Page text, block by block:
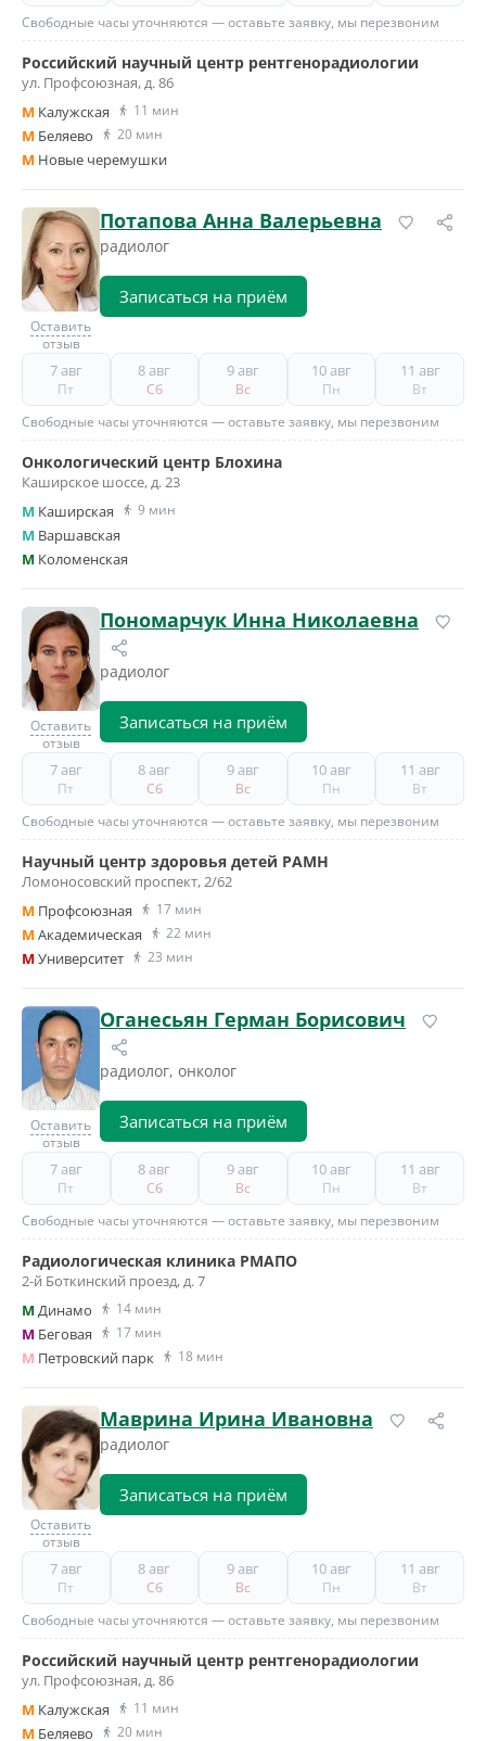
Свободные часы уточняются — оставьте заявку, мы перезвоним
Российский научный центр рентгенорадиологии
ул. Профсоюзная, д. 86
M Калужская 11 мин
M Беляево 20 мин
M Новые черемушки
Оставить
отзыв
Потапова Анна Валерьевна
радиолог
Записаться на приём
7 авг
Пт
8 авг
Сб
9 авг
Вс
10 авг
Пн
11 авг
Вт
Свободные часы уточняются — оставьте заявку, мы перезвоним
Онкологический центр Блохина
Каширское шоссе, д. 23
M Каширская 9 мин
M Варшавская
M Коломенская
Оставить
отзыв
Пономарчук Инна Николаевна
радиолог
Записаться на приём
7 авг
Пт
8 авг
Сб
9 авг
Вс
10 авг
Пн
11 авг
Вт
Свободные часы уточняются — оставьте заявку, мы перезвоним
Научный центр здоровья детей РАМН
Ломоносовский проспект, 2/62
M Профсоюзная 17 мин
MАкадемическая 22 мин
MУниверситет 23 мин
Оставить
отзыв
Оганесьян Герман Борисович
радиолог, онколог
Записаться на приём
7 авг
Пт
8 авг
Сб
9 авг
Вс
10 авг
Пн
11 авг
Вт
Свободные часы уточняются — оставьте заявку, мы перезвоним
Радиологическая клиника РМАПО
2-й Боткинский проезд, д. 7
MДинамо 14 мин
M Беговая 17 мин
M Петровский парк 18 мин
Оставить
отзыв
Маврина Ирина Ивановна
радиолог
Записаться на приём
7 авг
Пт
8 авг
Сб
9 авг
Вс
10 авг
Пн
11 авг
Вт
Свободные часы уточняются — оставьте заявку, мы перезвоним
Российский научный центр рентгенорадиологии
ул. Профсоюзная, д. 86
M Калужская 11 мин
M Беляево 20 мин